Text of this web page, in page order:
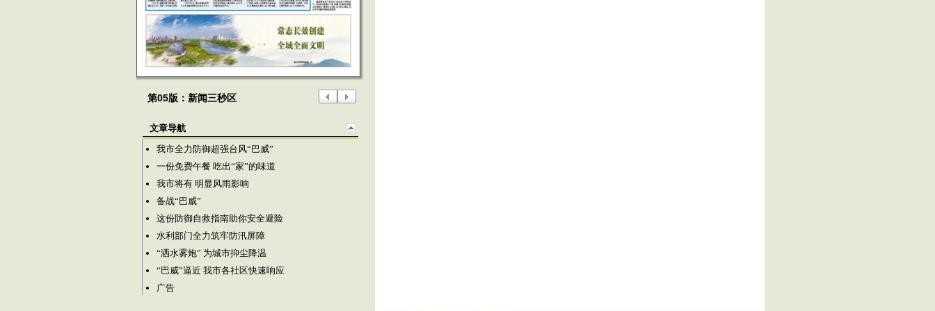
第05版：新闻三秒区
文章导航
我市全力防御超强台风“巴威”
一份免费午餐 吃出“家”的味道
我市将有 明显风雨影响
备战“巴威”
这份防御自救指南助你安全避险
水利部门全力筑牢防汛屏障
“洒水雾炮” 为城市抑尘降温
“巴威”逼近 我市各社区快速响应
广告